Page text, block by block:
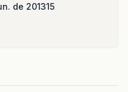
de 201315